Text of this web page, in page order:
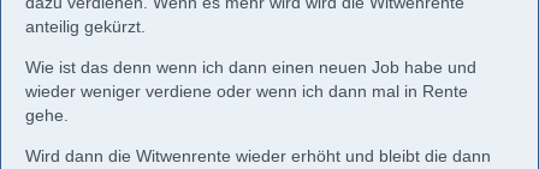
anteilig gekürzt.
Wie ist das denn wenn ich dann einen neuen Job habe und
wieder weniger verdiene oder wenn ich dann mal in Rente
gehe.
Wird dann die Witwenrente wieder erhöht und bleibt die dann